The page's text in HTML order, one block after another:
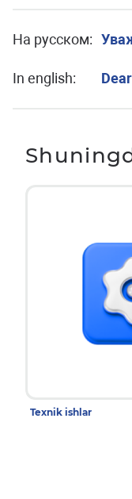
На русском:
In english:
Texnik ishlar